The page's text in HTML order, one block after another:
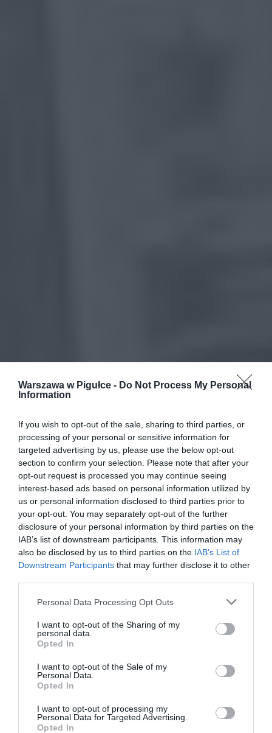
Warszawa w Pigułce - Do Not Process My Personal
Information
If you wish to opt-out of the sale, sharing to third parties, or
processing of your personal or sensitive information for
targeted advertising by us, please use the below opt-out
section to confirm your selection. Please note that after your
opt-out request is processed you may continue seeing
interest-based ads based on personal information utilized by
us or personal information disclosed to third parties prior to
your opt-out. You may separately opt-out of the further
disclosure of your personal information by third parties on the
IAB’s list of downstream participants. This information may
also be disclosed by us to third parties on the IAB’s List of
Downstream Participants that may further disclose it to other
Personal Data Processing Opt Outs
I want to opt-out of the Sharing of my
personal data.
Opted In
I want to opt-out of the Sale of my
Personal Data.
Opted In
I want to opt-out of processing my
Personal Data for Targeted Advertising.
Opted In